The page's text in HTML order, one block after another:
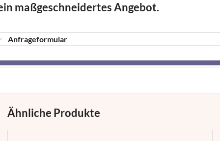
maßgeschneidertes Angebot.
Anfrageformular
Ähnliche Produkte